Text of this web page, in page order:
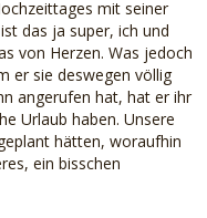
mit seiner
das ja super, ich und
von Herzen. Was jedoch
er sie deswegen völlig
angerufen hat, hat er ihr
Urlaub haben. Unsere
hätten, woraufhin
ein bisschen